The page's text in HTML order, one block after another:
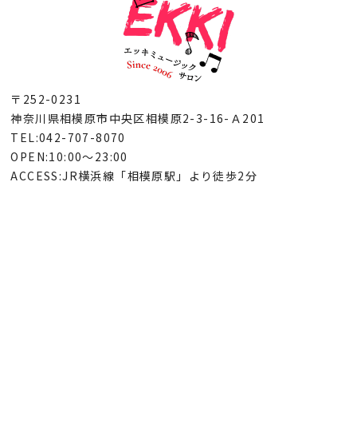
〒252-0231
神奈川県相模原市中央区相模原2-3-16-Ａ201
TEL:042-707-8070
OPEN:10:00～23:00
ACCESS:JR横浜線「相模原駅」より徒歩2分